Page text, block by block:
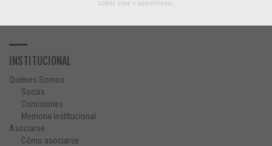
INSTITUCIONAL
Quiénes Somos
Socixs
Comisiones
Memoria Institucional
Asociarse
Cómo asociarse